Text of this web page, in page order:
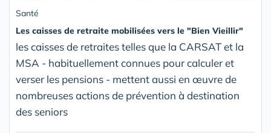
Santé
Les caisses de retraite mobilisées vers le "Bien Vieillir"
les caisses de retraites telles que la CARSAT et la
MSA - habituellement connues pour calculer et
verser les pensions - mettent aussi en œuvre de
nombreuses actions de prévention à destination
des seniors